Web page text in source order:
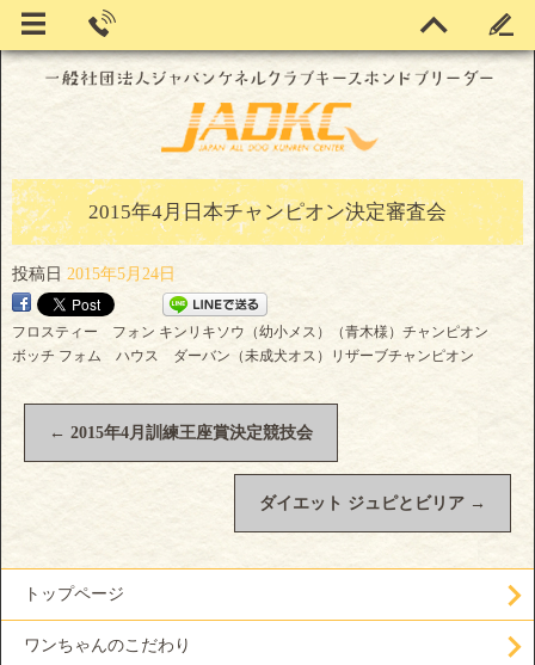
2015年4月日本チャンピオン決定審査会
投稿日 2015年5月24日
フロスティー フォン キンリキソウ（幼小メス）（青木様）チャンピオン
ボッチ フォム ハウス ダーバン（未成犬オス）リザーブチャンピオン
← 2015年4月訓練王座賞決定競技会
ダイエット ジュピとビリア →
トップページ
ワンちゃんのこだわり